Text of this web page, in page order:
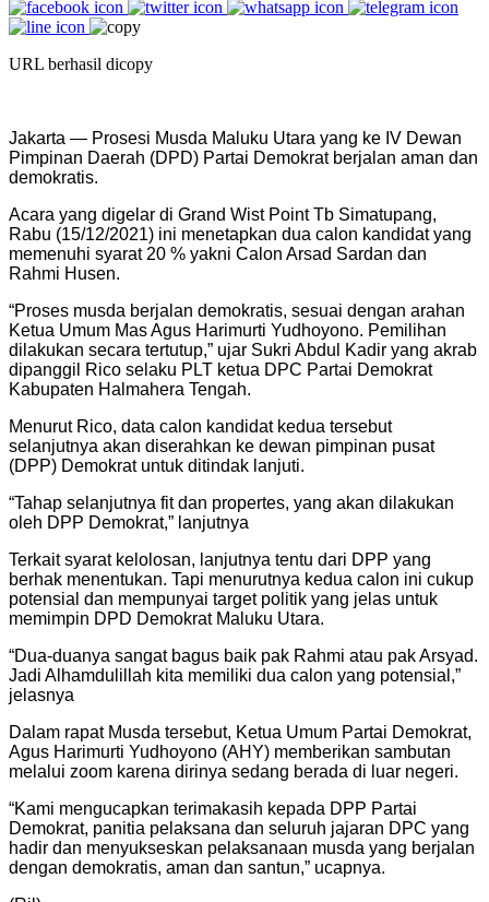
URL berhasil dicopy
Jakarta — Prosesi Musda Maluku Utara yang ke IV Dewan
Pimpinan Daerah (DPD) Partai Demokrat berjalan aman dan
demokratis.
Acara yang digelar di Grand Wist Point Tb Simatupang,
Rabu (15/12/2021) ini menetapkan dua calon kandidat yang
memenuhi syarat 20 % yakni Calon Arsad Sardan dan
Rahmi Husen.
“Proses musda berjalan demokratis, sesuai dengan arahan
Ketua Umum Mas Agus Harimurti Yudhoyono. Pemilihan
dilakukan secara tertutup,” ujar Sukri Abdul Kadir yang akrab
dipanggil Rico selaku PLT ketua DPC Partai Demokrat
Kabupaten Halmahera Tengah.
Menurut Rico, data calon kandidat kedua tersebut
selanjutnya akan diserahkan ke dewan pimpinan pusat
(DPP) Demokrat untuk ditindak lanjuti.
“Tahap selanjutnya fit dan propertes, yang akan dilakukan
oleh DPP Demokrat,” lanjutnya
Terkait syarat kelolosan, lanjutnya tentu dari DPP yang
berhak menentukan. Tapi menurutnya kedua calon ini cukup
potensial dan mempunyai target politik yang jelas untuk
memimpin DPD Demokrat Maluku Utara.
“Dua-duanya sangat bagus baik pak Rahmi atau pak Arsyad.
Jadi Alhamdulillah kita memiliki dua calon yang potensial,”
jelasnya
Dalam rapat Musda tersebut, Ketua Umum Partai Demokrat,
Agus Harimurti Yudhoyono (AHY) memberikan sambutan
melalui zoom karena dirinya sedang berada di luar negeri.
“Kami mengucapkan terimakasih kepada DPP Partai
Demokrat, panitia pelaksana dan seluruh jajaran DPC yang
hadir dan menyukseskan pelaksanaan musda yang berjalan
dengan demokratis, aman dan santun,” ucapnya.